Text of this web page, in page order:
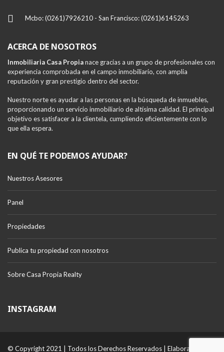
Mcbo: (0261)7926210 - San Francisco: (0261)6145263
ACERCA DE NOSOTROS
Inmobiliaria Casa Propianace gracias a un grupo de profesionales con
experiencia comprobada en el campo inmobiliario, con amplia
reputación y gran prestigio dentro del sector.
Nuestro norte es ayudar a las personas en la búsqueda de inmuebles,
proporcionando un servicio inmobiliario de altísima calidad. El principal
objetivo es satisfacer a la clientela, cumpliendo eficientemente con lo
que ella espera.
EN QUÉ TE PODEMOS AYUDAR?
Nuestros Asesores
Panel
Propiedades
Publica tu propiedad con nosotros
Sobre Casa Propia Realty
INSTAGRAM
© Copyright 2021 | Todos los Derechos Reservados | Elaborado por